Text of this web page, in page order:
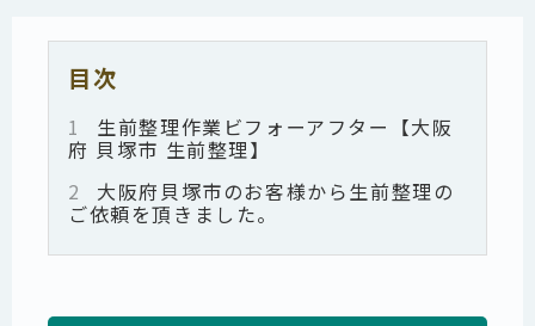
目次
1 生前整理作業ビフォーアフター【大阪
府 貝塚市 生前整理】
2
大阪府貝塚市のお客様から生前整理の
ご依頼を頂きました。